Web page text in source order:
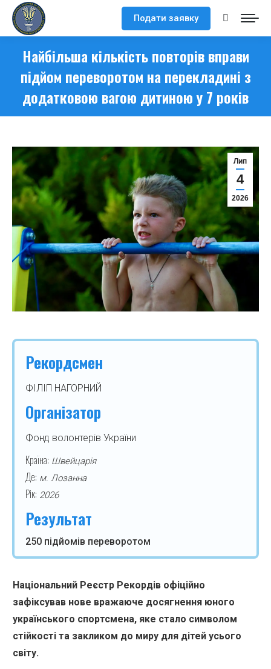
Подати заявку Search:
Найбільша кількість повторів вправи
підйом переворотом на перекладині з
додатковою вагою дитиною у 7 років
Лип
4
2026
Рекордсмен
ФІЛІП НАГОРНИЙ
Організатор
Фонд волонтерів України
Країна: Швейцарія
Де: м. Лозанна
Рік: 2026
Результат
250 підйомів переворотом
Національний Реєстр Рекордів офіційно
зафіксував нове вражаюче досягнення юного
українського спортсмена, яке стало символом
стійкості та закликом до миру для дітей усього
світу.